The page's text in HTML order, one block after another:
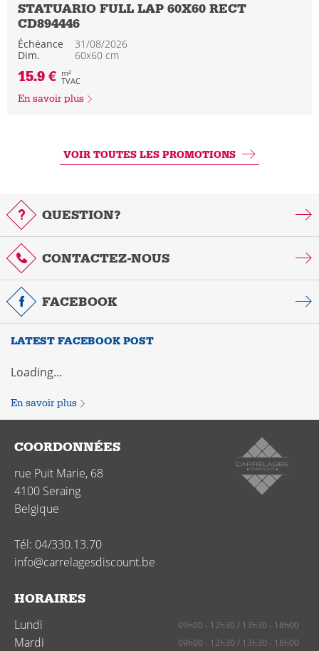
STATUARIO FULL LAP 60X60 RECT
CD894446
Échéance
31/08/2026
Dim.
60x60 cm
15.9 € m²
TVAC
En savoir plus
VOIR TOUTES LES PROMOTIONS
QUESTION?
CONTACTEZ-NOUS
FACEBOOK
LATEST FACEBOOK POST
Loading...
En savoir plus
COORDONNÉES
rue Puit Marie, 68
4100 Seraing
Belgique
Tél: 04/330.13.70
info@carrelagesdiscount.be
HORAIRES
Lundi 09h00 - 12h30 / 13h30 - 18h00
Mardi 09h00 - 12h30 / 13h30 - 18h00